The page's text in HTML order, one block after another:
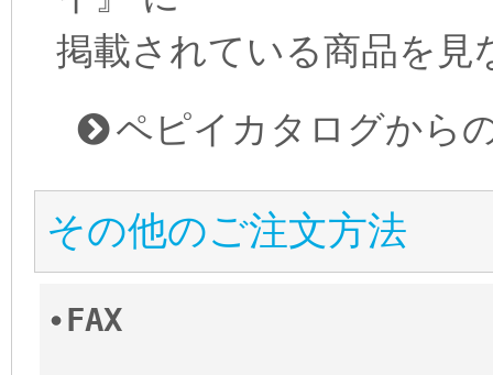
掲載されている商品を見
ペピイカタログから
その他のご注文方法
FAX